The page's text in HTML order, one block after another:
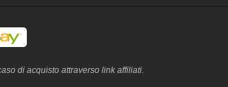
di acquisto attraverso link affiliati.